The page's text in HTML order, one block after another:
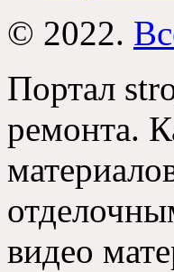
© 2022.
Портал
ремонта.
видео